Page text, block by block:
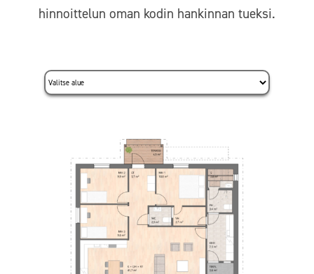
hinnoittelun oman kodin hankinnan tueksi.